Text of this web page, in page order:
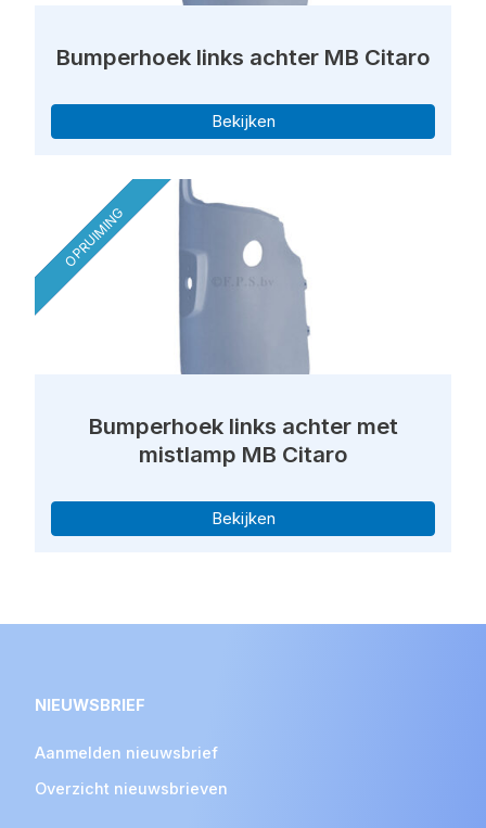
Bumperhoek links achter MB Citaro
Bekijken
OPRUIMING
Bumperhoek links achter met
mistlamp MB Citaro
Bekijken
NIEUWSBRIEF
Aanmelden nieuwsbrief
Overzicht nieuwsbrieven